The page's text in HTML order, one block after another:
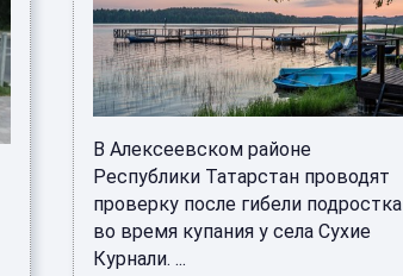
В Алексеевском районе
Республики Татарстан проводят
проверку после гибели подростка
во время купания у села Сухие
Курнали. ...